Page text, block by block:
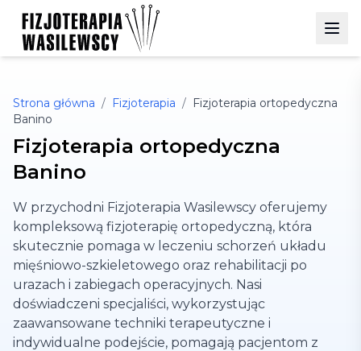
Strona główna / Fizjoterapia / Fizjoterapia ortopedyczna
Banino
Fizjoterapia ortopedyczna
Banino
W przychodni Fizjoterapia Wasilewscy oferujemy
kompleksową fizjoterapię ortopedyczną, która
skutecznie pomaga w leczeniu schorzeń układu
mięśniowo-szkieletowego oraz rehabilitacji po
urazach i zabiegach operacyjnych. Nasi
doświadczeni specjaliści, wykorzystując
zaawansowane techniki terapeutyczne i
indywidualne podejście, pomagają pacjentom z